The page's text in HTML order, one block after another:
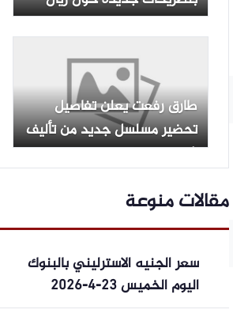
مدريد وسط ترقب جماهيري
طارق رفعت يعلن تفاصيل
تحضير مسلسل جديد من تأليف
شريف بدر الدين
مقالات منوعة
سعر الجنيه الاسترليني بالبنوك
اليوم الخميس 23-4-2026